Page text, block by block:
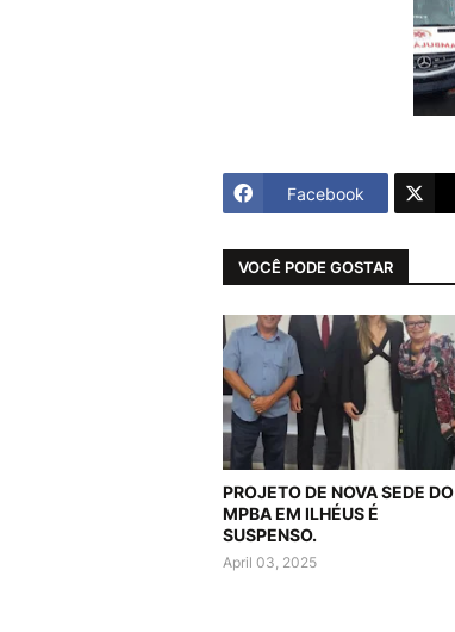
Facebook
VOCÊ PODE GOSTAR
PROJETO DE NOVA SEDE DO
MPBA EM ILHÉUS É
SUSPENSO.
April 03, 2025